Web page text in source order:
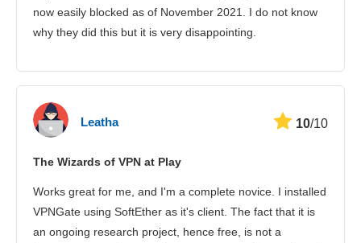
now easily blocked as of November 2021. I do not know
why they did this but it is very disappointing.
Leatha 10/10
The Wizards of VPN at Play
Works great for me, and I'm a complete novice. I installed
VPNGate using SoftEther as it's client. The fact that it is
an ongoing research project, hence free, is not a